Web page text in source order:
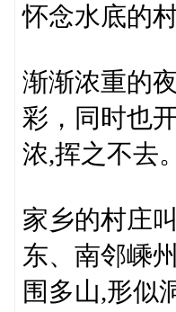
怀念水底的
渐渐浓重的
彩，同时也
浓,挥之不去
家乡的村庄
东、南邻嵊
围多山,形似